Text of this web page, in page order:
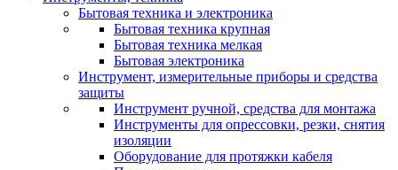
Бытовая техника и электроника
Бытовая техника крупная
Бытовая техника мелкая
Бытовая электроника
Инструмент, измерительные приборы и средства
защиты
Инструмент ручной, средства для монтажа
Инструменты для опрессовки, резки, снятия
изоляции
Оборудование для протяжки кабеля